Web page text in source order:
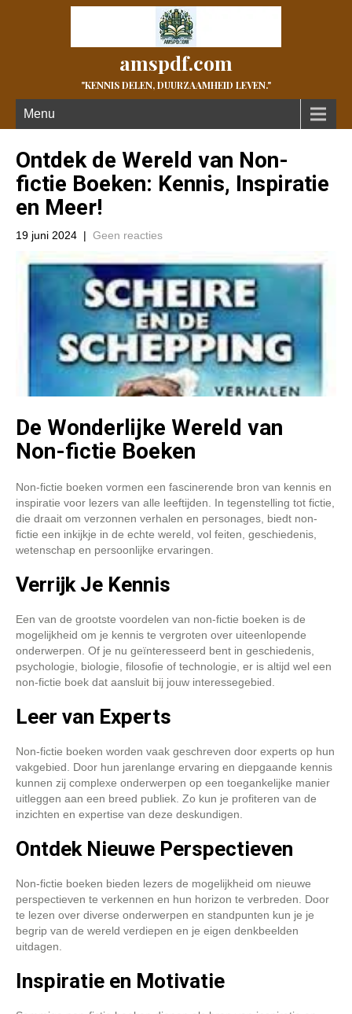
amspdf.com
"KENNIS DELEN, DUURZAAMHEID LEVEN."
Menu
Ontdek de Wereld van Non-
fictie Boeken: Kennis, Inspiratie
en Meer!
19 juni 2024 | Geen reacties
De Wonderlijke Wereld van
Non-fictie Boeken
Non-fictie boeken vormen een fascinerende bron van kennis en
inspiratie voor lezers van alle leeftijden. In tegenstelling tot fictie,
die draait om verzonnen verhalen en personages, biedt non-
fictie een inkijkje in de echte wereld, vol feiten, geschiedenis,
wetenschap en persoonlijke ervaringen.
Verrijk Je Kennis
Een van de grootste voordelen van non-fictie boeken is de
mogelijkheid om je kennis te vergroten over uiteenlopende
onderwerpen. Of je nu geïnteresseerd bent in geschiedenis,
psychologie, biologie, filosofie of technologie, er is altijd wel een
non-fictie boek dat aansluit bij jouw interessegebied.
Leer van Experts
Non-fictie boeken worden vaak geschreven door experts op hun
vakgebied. Door hun jarenlange ervaring en diepgaande kennis
kunnen zij complexe onderwerpen op een toegankelijke manier
uitleggen aan een breed publiek. Zo kun je profiteren van de
inzichten en expertise van deze deskundigen.
Ontdek Nieuwe Perspectieven
Non-fictie boeken bieden lezers de mogelijkheid om nieuwe
perspectieven te verkennen en hun horizon te verbreden. Door
te lezen over diverse onderwerpen en standpunten kun je je
begrip van de wereld verdiepen en je eigen denkbeelden
uitdagen.
Inspiratie en Motivatie